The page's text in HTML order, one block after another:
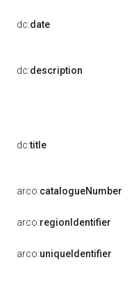
dc:date
dc:description
dc:title
arco:catalogueNumber
arco:regionIdentifier
arco:uniqueIdentifier